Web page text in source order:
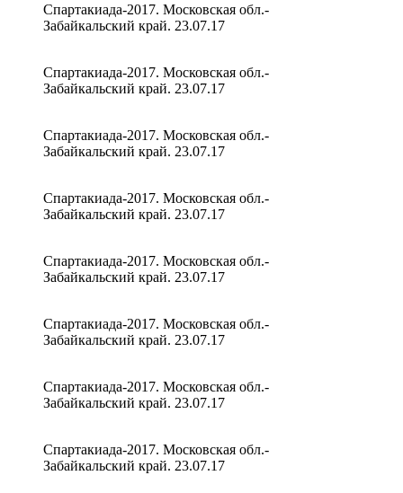
Спартакиада-2017. Московская обл.-
Забайкальский край. 23.07.17
Спартакиада-2017. Московская обл.-
Забайкальский край. 23.07.17
Спартакиада-2017. Московская обл.-
Забайкальский край. 23.07.17
Спартакиада-2017. Московская обл.-
Забайкальский край. 23.07.17
Спартакиада-2017. Московская обл.-
Забайкальский край. 23.07.17
Спартакиада-2017. Московская обл.-
Забайкальский край. 23.07.17
Спартакиада-2017. Московская обл.-
Забайкальский край. 23.07.17
Спартакиада-2017. Московская обл.-
Забайкальский край. 23.07.17